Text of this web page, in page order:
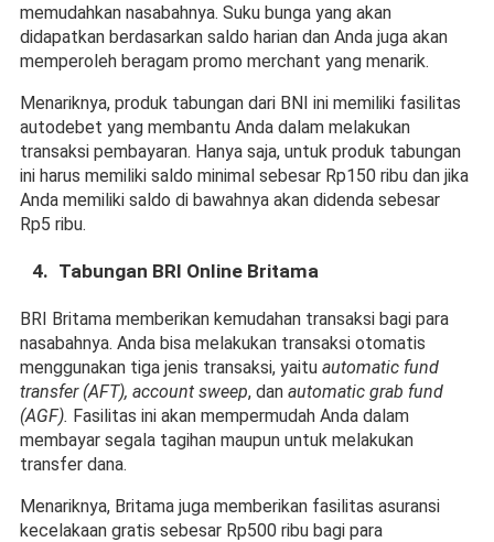
memudahkan nasabahnya. Suku bunga yang akan
didapatkan berdasarkan saldo harian dan Anda juga akan
memperoleh beragam promo merchant yang menarik.
Menariknya, produk tabungan dari BNI ini memiliki fasilitas
autodebet yang membantu Anda dalam melakukan
transaksi pembayaran. Hanya saja, untuk produk tabungan
ini harus memiliki saldo minimal sebesar Rp150 ribu dan jika
Anda memiliki saldo di bawahnya akan didenda sebesar
Rp5 ribu.
Tabungan BRI Online Britama
BRI Britama memberikan kemudahan transaksi bagi para
nasabahnya. Anda bisa melakukan transaksi otomatis
menggunakan tiga jenis transaksi, yaitu automatic fund
transfer (AFT), account sweep, dan automatic grab fund
(AGF). Fasilitas ini akan mempermudah Anda dalam
membayar segala tagihan maupun untuk melakukan
transfer dana.
Menariknya, Britama juga memberikan fasilitas asuransi
kecelakaan gratis sebesar Rp500 ribu bagi para